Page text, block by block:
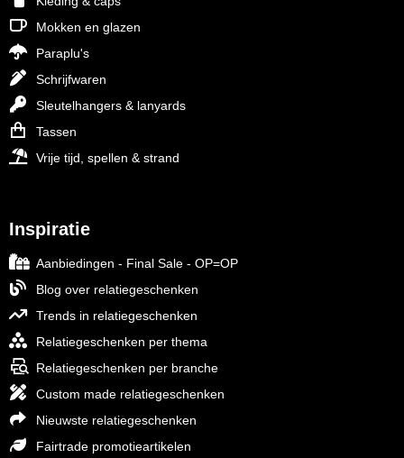
Mokken en glazen
Paraplu's
Schrijfwaren
Sleutelhangers & lanyards
Tassen
Vrije tijd, spellen & strand
Inspiratie
Aanbiedingen - Final Sale - OP=OP
Blog over relatiegeschenken
Trends in relatiegeschenken
Relatiegeschenken per thema
Relatiegeschenken per branche
Custom made relatiegeschenken
Nieuwste relatiegeschenken
Fairtrade promotieartikelen